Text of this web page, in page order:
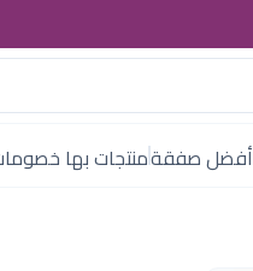
أفضل صفقةمنتجات بها